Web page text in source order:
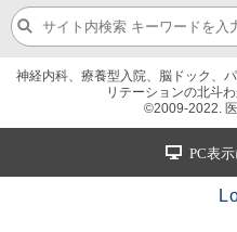
神経内科、療養型入院、脳ドック、
リテーションの北斗
©2009-2022.
PC表